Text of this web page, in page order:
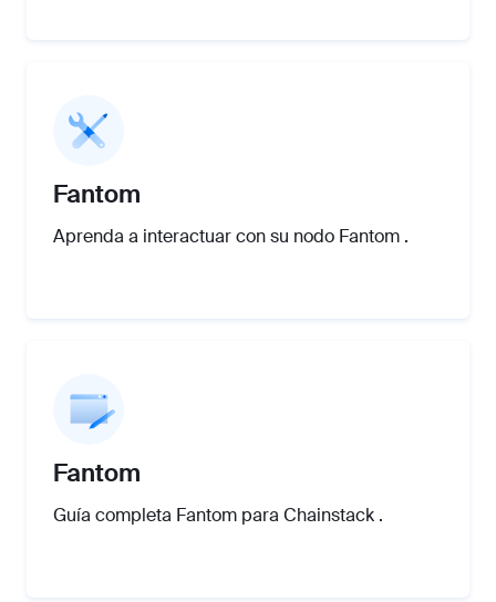
Fantom
Aprenda a interactuar con su nodo Fantom .
Fantom
Guía completa Fantom para Chainstack .